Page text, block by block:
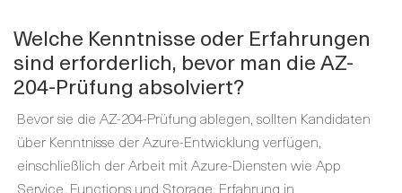
Welche Kenntnisse oder Erfahrungen
sind erforderlich, bevor man die AZ-
204-Prüfung absolviert?
Bevor sie die AZ-204-Prüfung ablegen, sollten Kandidaten
über Kenntnisse der Azure-Entwicklung verfügen,
einschließlich der Arbeit mit Azure-Diensten wie App
Service, Functions und Storage. Erfahrung in